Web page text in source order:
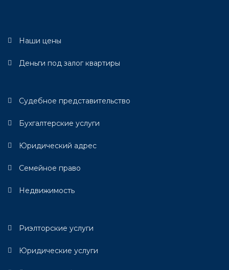
Наши цены
Деньги под залог квартиры
Судебное представительство
Бухгалтерские услуги
Юридический адрес
Семейное право
Недвижимость
Риэлторские услуги
Юридические услуги